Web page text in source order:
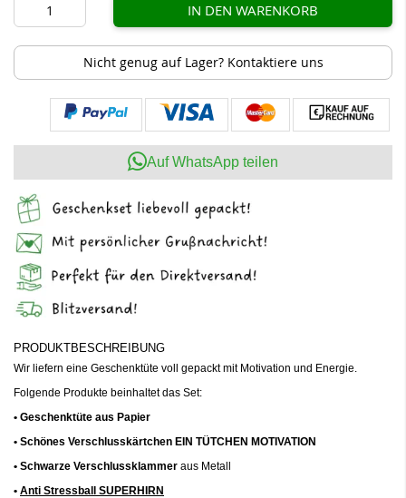
IN DEN WARENKORB
Nicht genug auf Lager? Kontaktiere uns
Auf WhatsApp teilen
PRODUKTBESCHREIBUNG
Wir liefern eine Geschenktüte voll gepackt mit Motivation und Energie.
Folgende Produkte beinhaltet das Set:
• Geschenktüte aus Papier
• Schönes Verschlusskärtchen EIN TÜTCHEN MOTIVATION
• Schwarze Verschlussklammer aus Metall
• Anti Stressball SUPERHIRN